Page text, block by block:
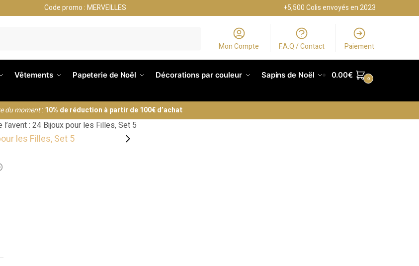
Code promo : MERVEILLES +5,500 Colis envoyés en 2023
Mon Compte F.A.Q / Contact Paiement
Vêtements Papeterie de Noël Décorations par couleur Sapins de Noël 0.00€ 0
du moment: 10% de réduction à partir de 100€ d’achat
l’avent : 24 Bijoux pour les Filles, Set 5